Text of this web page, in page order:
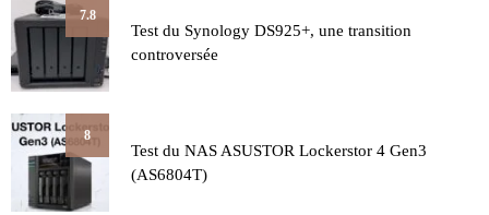
7.8
Test du Synology DS925+, une transition
controversée
8
Test du NAS ASUSTOR Lockerstor 4 Gen3
(AS6804T)